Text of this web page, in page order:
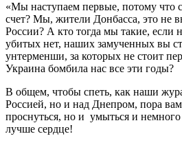
«Мы наступаем первые, потому что
счет? Мы, жители Донбасса, это не
России? А кто тогда мы такие, если
убитых нет, наших замученных вы
унтерменши, за которых не стоит
Украина бомбила нас все эти годы?
В общем, чтобы спеть, как наши
Россией, но и над Днепром, пора
проснуться, но и умыться и немного
лучше сердце!